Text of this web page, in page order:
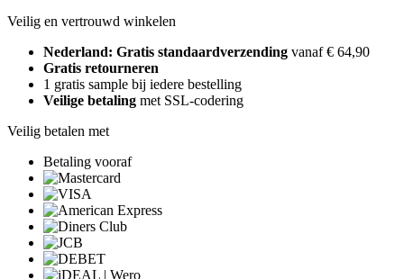
Veilig en vertrouwd winkelen
Nederland: Gratis standaardverzending vanaf € 64,90
Gratis retourneren
1 gratis sample bij iedere bestelling
Veilige betaling met SSL-codering
Veilig betalen met
Betaling vooraf